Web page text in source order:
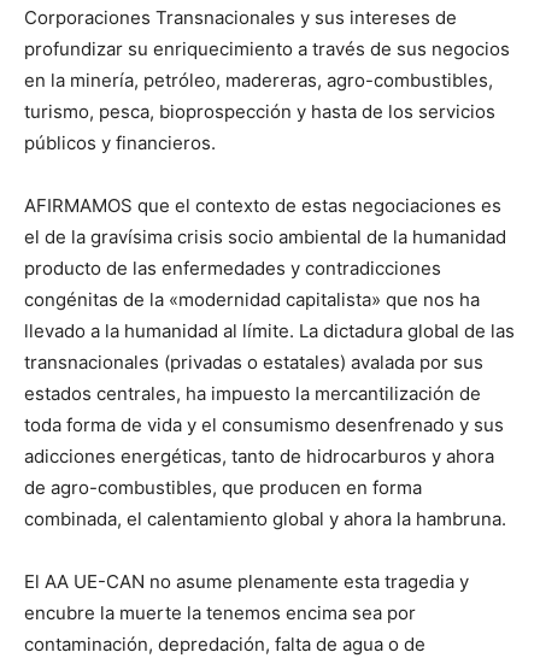
Corporaciones Transnacionales y sus intereses de
profundizar su enriquecimiento a través de sus negocios
en la minería, petróleo, madereras, agro-combustibles,
turismo, pesca, bioprospección y hasta de los servicios
públicos y financieros.
AFIRMAMOS que el contexto de estas negociaciones es
el de la gravísima crisis socio ambiental de la humanidad
producto de las enfermedades y contradicciones
congénitas de la «modernidad capitalista» que nos ha
llevado a la humanidad al límite. La dictadura global de las
transnacionales (privadas o estatales) avalada por sus
estados centrales, ha impuesto la mercantilización de
toda forma de vida y el consumismo desenfrenado y sus
adicciones energéticas, tanto de hidrocarburos y ahora
de agro-combustibles, que producen en forma
combinada, el calentamiento global y ahora la hambruna.
El AA UE-CAN no asume plenamente esta tragedia y
encubre la muerte la tenemos encima sea por
contaminación, depredación, falta de agua o de